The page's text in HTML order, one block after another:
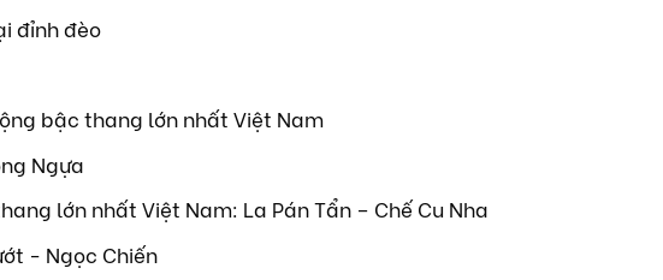
đỉnh đèo
bậc thang lớn nhất Việt Nam
Ngựa
lớn nhất Việt Nam: La Pán Tẩn – Chế Cu Nha
- Ngọc Chiến